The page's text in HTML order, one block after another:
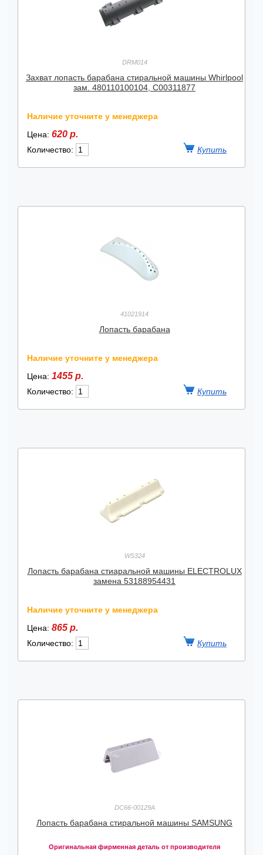
DRM014
Захват лопасть барабана стиральной машины Whirlpool
зам. 480110100104, C00311877
Наличие уточните у менеджера
Цена: 620 р.
Количество:
41021914
Лопасть барабана
Наличие уточните у менеджера
Цена: 1455 р.
Количество:
WS324
Лопасть барабана стиаральной машины ELECTROLUX
замена 53188954431
Наличие уточните у менеджера
Цена: 865 р.
Количество:
DC66-00129A
Лопасть барабана стиральной машины SAMSUNG
Оригинальная фирменная деталь от производителя